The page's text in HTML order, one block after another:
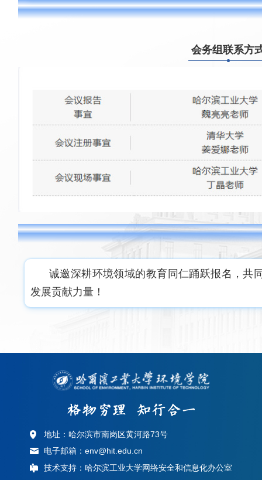
会务组联系方
诚邀深耕环境领域的教育同仁踊跃报名，共
发展贡献力量！
地址：哈尔滨市南岗区黄河路73号
电子邮箱：env@hit.edu.cn
技术支持：哈尔滨工业大学网络安全和信息化办公室